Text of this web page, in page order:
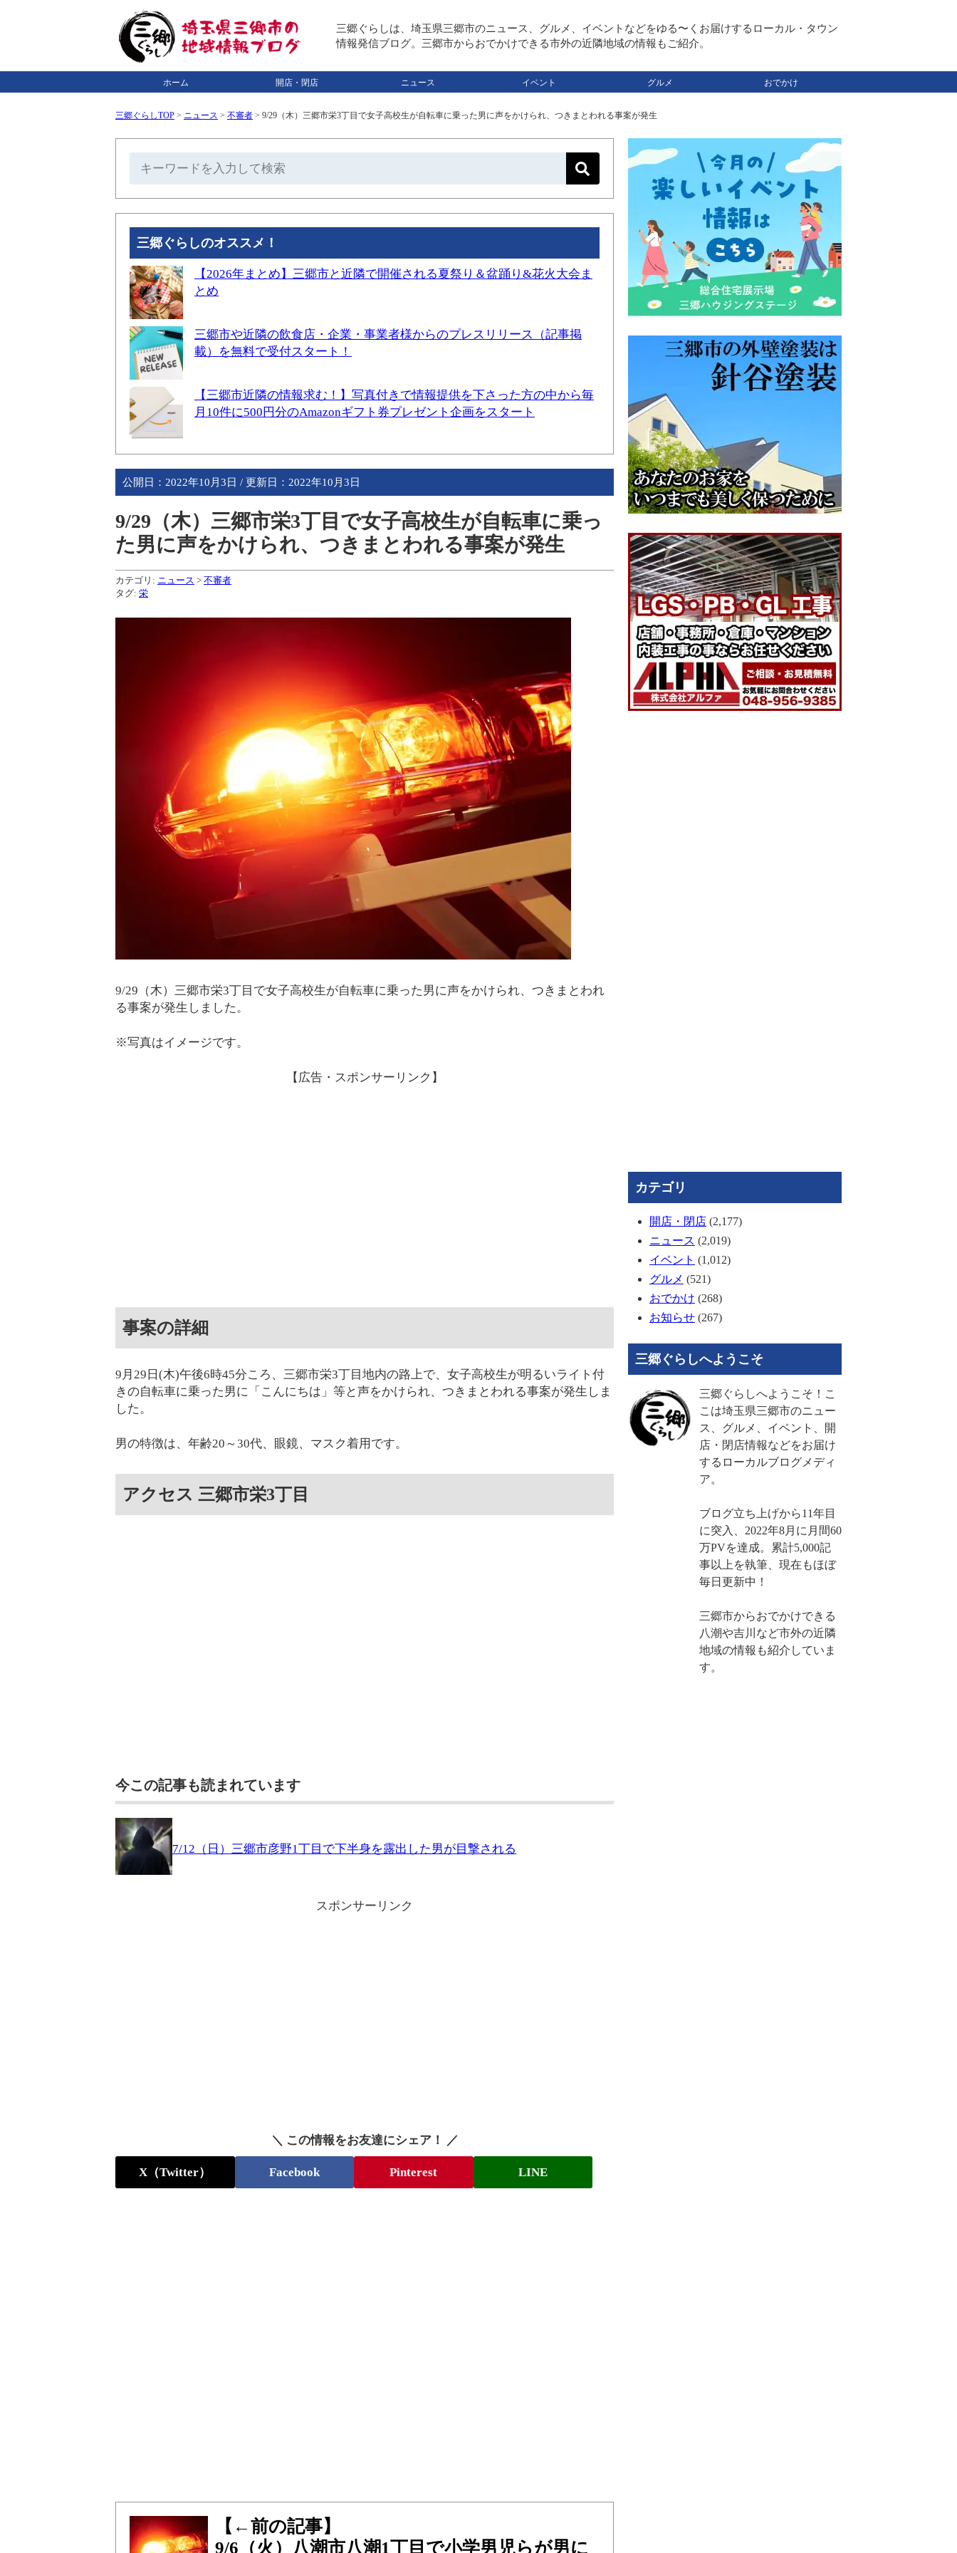
三郷ぐらしは、埼玉県三郷市のニュース、グルメ、イベントなどをゆる〜くお届けするローカル・タウン
情報発信ブログ。三郷市からおでかけできる市外の近隣地域の情報もご紹介。
ホーム 開店・閉店 ニュース イベント グルメ おでかけ
三郷ぐらしTOP > ニュース > 不審者 > 9/29（木）三郷市栄3丁目で女子高校生が自転車に乗った男に声をかけられ、つきまとわれる事案が発生
三郷ぐらしのオススメ！
【2026年まとめ】三郷市と近隣で開催される夏祭り＆盆踊り&花火大会ま
とめ
三郷市や近隣の飲食店・企業・事業者様からのプレスリリース（記事掲
載）を無料で受付スタート！
【三郷市近隣の情報求む！】写真付きで情報提供を下さった方の中から毎
月10件に500円分のAmazonギフト券プレゼント企画をスタート
公開日： 2022年10月3日 / 更新日： 2022年10月3日
9/29（木）三郷市栄3丁目で女子高校生が自転車に乗っ
た男に声をかけられ、つきまとわれる事案が発生
カテゴリ: ニュース > 不審者
タグ: 栄
9/29（木）三郷市栄3丁目で女子高校生が自転車に乗った男に声をかけられ、つきまとわれ
る事案が発生しました。
※写真はイメージです。
【広告・スポンサーリンク】
事案の詳細
9月29日(木)午後6時45分ころ、三郷市栄3丁目地内の路上で、女子高校生が明るいライト付
きの自転車に乗った男に「こんにちは」等と声をかけられ、つきまとわれる事案が発生しま
した。
男の特徴は、年齢20～30代、眼鏡、マスク着用です。
アクセス 三郷市栄3丁目
今この記事も読まれています
7/12（日）三郷市彦野1丁目で下半身を露出した男が目撃される
スポンサーリンク
＼ この情報をお友達にシェア！ ／
X（Twitter） Facebook Pinterest LINE
【←前の記事】
9/6（火）八潮市八潮1丁目で小学男児らが男に
カテゴリ
開店・閉店 (2,177)
ニュース (2,019)
イベント (1,012)
グルメ (521)
おでかけ (268)
お知らせ (267)
三郷ぐらしへようこそ
三郷ぐらしへようこそ！こ
こは埼玉県三郷市のニュー
ス、グルメ、イベント、開
店・閉店情報などをお届け
するローカルブログメディ
ア。
ブログ立ち上げから11年目
に突入、2022年8月に月間60
万PVを達成。累計5,000記
事以上を執筆、現在もほぼ
毎日更新中！
三郷市からおでかけできる
八潮や吉川など市外の近隣
地域の情報も紹介していま
す。